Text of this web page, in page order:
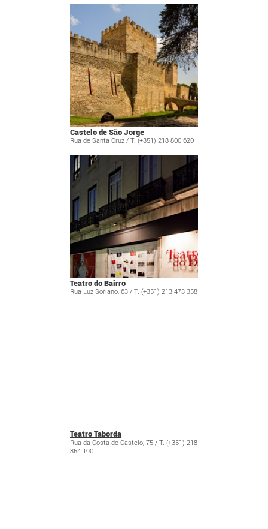
Castelo de São Jorge
Rua de Santa Cruz / T. (+351) 218 800 620
Teatro do Bairro
Rua Luz Soriano, 63 / T. (+351) 213 473 358
Teatro Taborda
Rua da Costa do Castelo, 75 / T. (+351) 218
854 190